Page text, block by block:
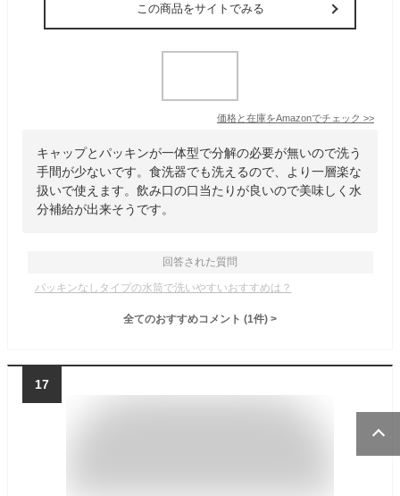
この商品をサイトでみる
価格と在庫をAmazonでチェック >>
キャップとパッキンが一体型で分解の必要が無いので洗う
手間が少ないです。食洗器でも洗えるので、より一層楽な
扱いで使えます。飲み口の口当たりが良いので美味しく水
分補給が出来そうです。
回答された質問
パッキンなしタイプの水筒で洗いやすいおすすめは？
全てのおすすめコメント (1件) >
17